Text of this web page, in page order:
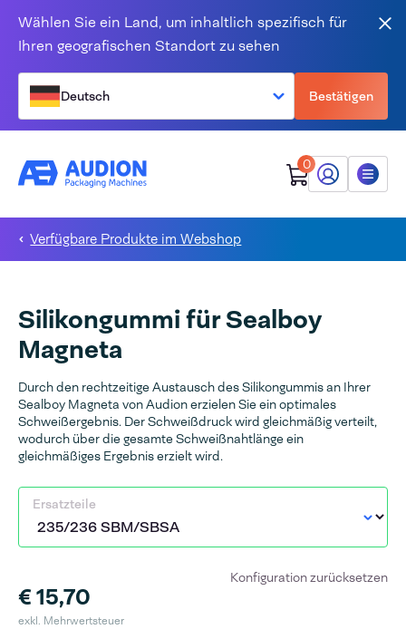
Wählen Sie ein Land, um inhaltlich spezifisch für
Ihren geografischen Standort zu sehen
Deutsch Bestätigen
0
Mein Audion
Menü
Verfügbare Produkte im Webshop
Silikongummi für Sealboy
Magneta
Durch den rechtzeitige Austausch des Silikongummis an Ihrer
Sealboy Magneta von Audion erzielen Sie ein optimales
Schweißergebnis. Der Schweißdruck wird gleichmäßig verteilt,
wodurch über die gesamte Schweißnahtlänge ein
gleichmäßiges Ergebnis erzielt wird.
Ersatzteile
€ 15,70
exkl. Mehrwertsteuer
Konfiguration zurücksetzen